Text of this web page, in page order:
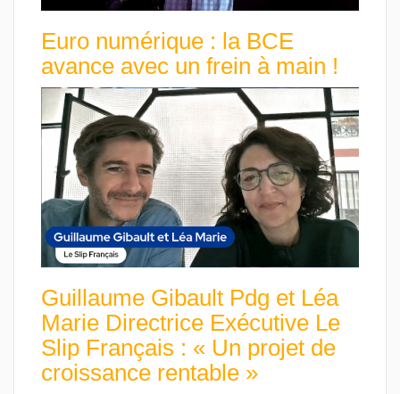
Euro numérique : la BCE
avance avec un frein à main !
Guillaume Gibault Pdg et Léa
Marie Directrice Exécutive Le
Slip Français : « Un projet de
croissance rentable »